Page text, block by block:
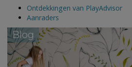
Ontdekkingen van PlayAdvisor
Aanraders
Blog